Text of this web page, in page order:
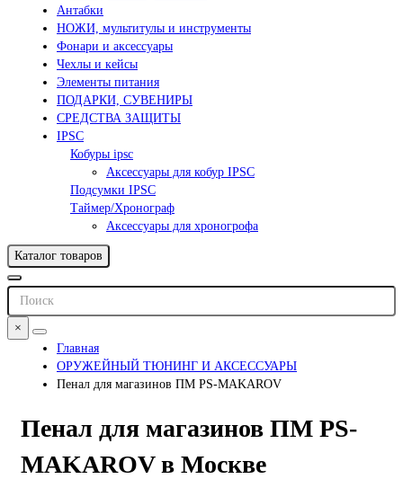
Антабки
НОЖИ, мультитулы и инструменты
Фонари и аксессуары
Чехлы и кейсы
Элементы питания
ПОДАРКИ, СУВЕНИРЫ
СРЕДСТВА ЗАЩИТЫ
IPSC
Кобуры ipsc
Аксессуары для кобур IPSC
Подсумки IPSC
Таймер/Хронограф
Аксессуары для хроногрофа
Каталог товаров
×
Главная
ОРУЖЕЙНЫЙ ТЮНИНГ И АКСЕССУАРЫ
Пенал для магазинов ПМ PS-MAKAROV
Пенал для магазинов ПМ PS-
MAKAROV в Москве